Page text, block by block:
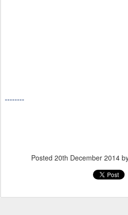
--------
Posted 20th December 2014